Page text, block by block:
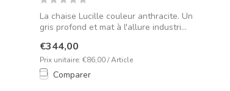
La chaise Lucille couleur anthracite. Un
gris profond et mat à l'allure industri...
€344,00
Prix unitaire: €86,00 / Article
Comparer